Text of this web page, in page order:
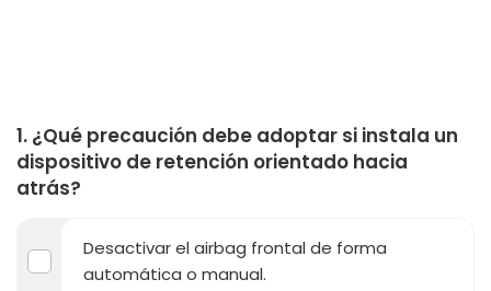
1. ¿Qué precaución debe adoptar si instala un
dispositivo de retención orientado hacia
atrás?
Desactivar el airbag frontal de forma
automática o manual.